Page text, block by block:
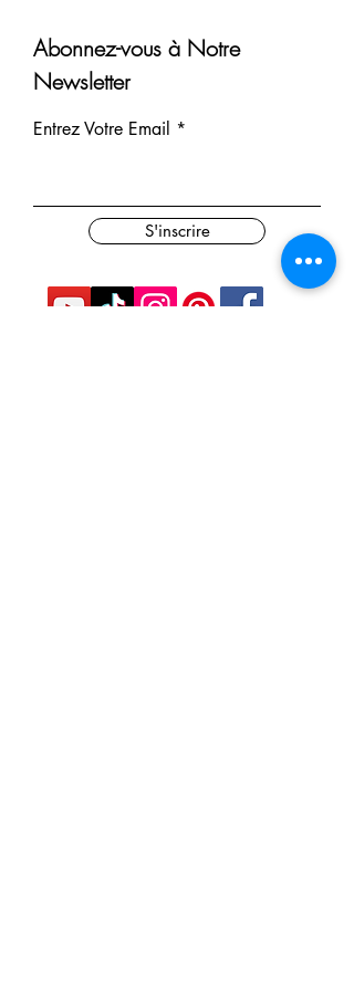
Abonnez-vous à Notre
Newsletter
Entrez Votre Email
S'inscrire